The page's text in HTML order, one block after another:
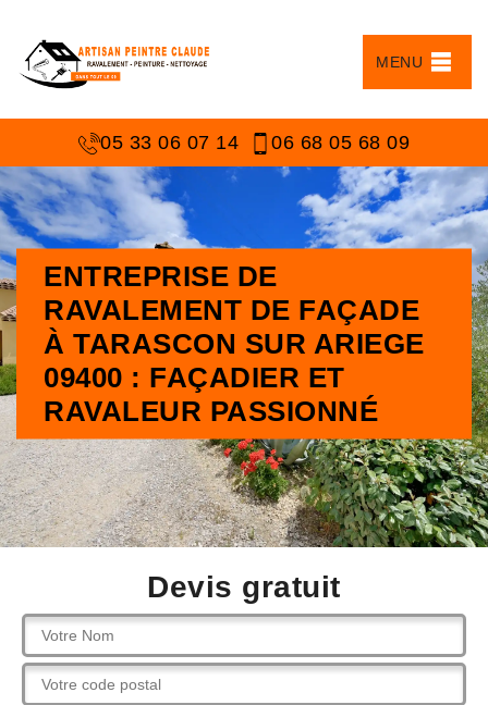
MENU
05 33 06 07 14 06 68 05 68 09
ENTREPRISE DE
RAVALEMENT DE FAÇADE
À TARASCON SUR ARIEGE
09400 : FAÇADIER ET
RAVALEUR PASSIONNÉ
Devis gratuit